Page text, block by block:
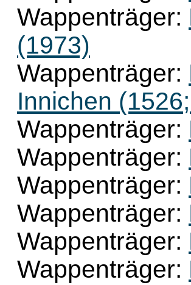
Wappenträger:
(1973)
Wappenträger:
Innichen
Wappenträger:
Wappenträger:
Wappenträger:
Wappenträger:
Wappenträger:
Wappenträger: